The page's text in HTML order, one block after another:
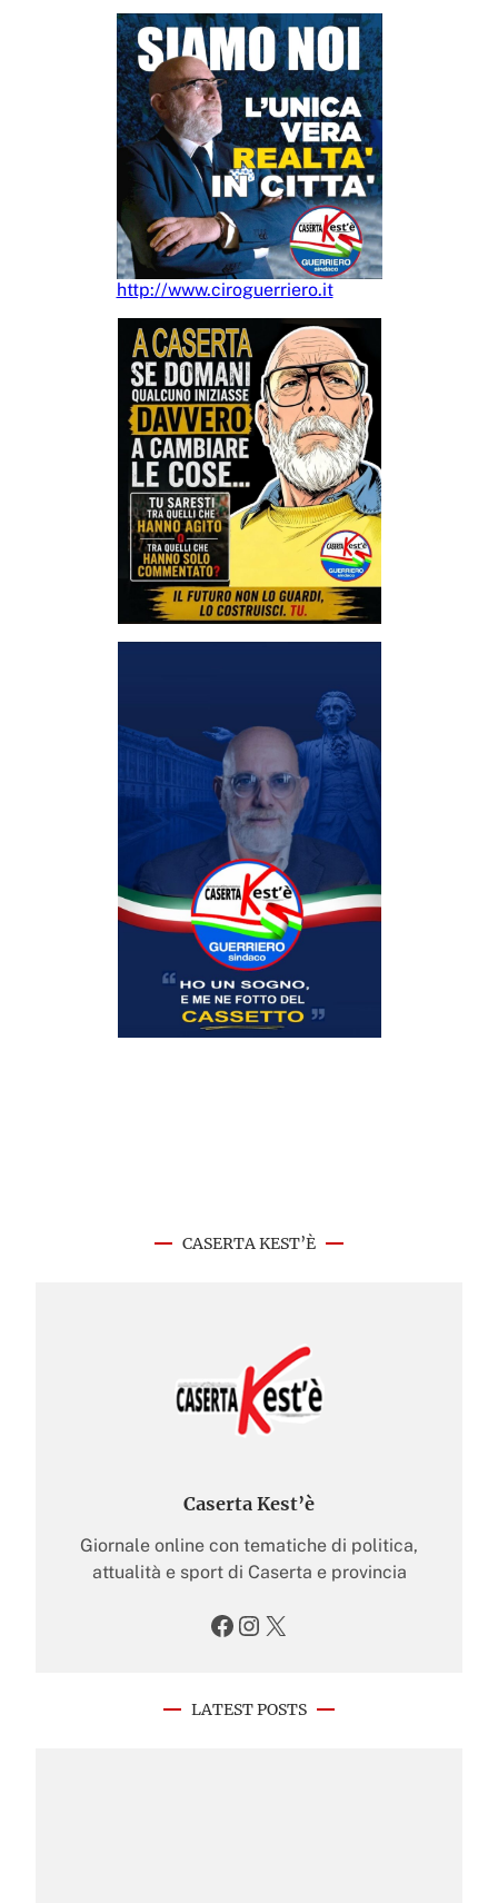
http://www.ciroguerriero.it
CASERTA KEST’È
Caserta Kest’è
Giornale online con tematiche di politica,
attualità e sport di Caserta e provincia
Facebook Instagram X
LATEST POSTS